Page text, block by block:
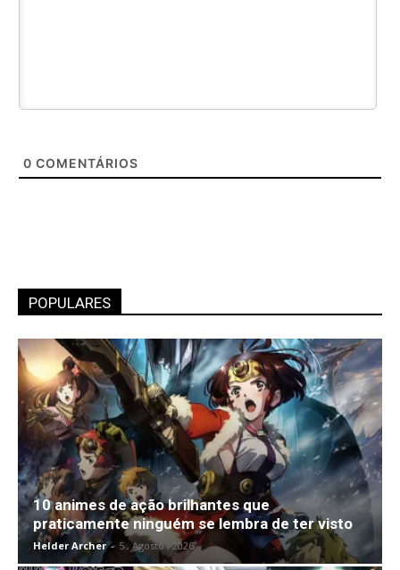
0 COMENTÁRIOS
POPULARES
10 animes de ação brilhantes que
praticamente ninguém se lembra de ter visto
Helder Archer - 5 , Agosto , 2026